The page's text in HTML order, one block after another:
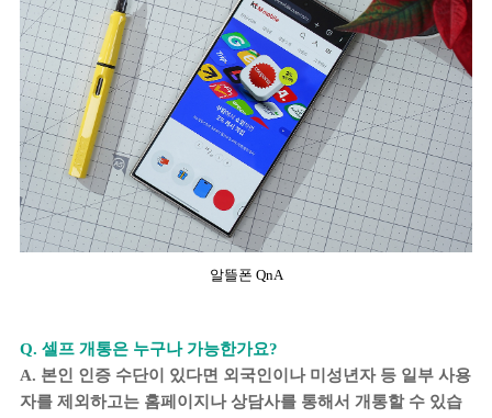
알뜰폰 QnA
Q. 셀프 개통은 누구나 가능한가요?
A. 본인 인증 수단이 있다면 외국인이나 미성년자 등 일부 사용
자를 제외하고는 홈페이지나 상담사를 통해서 개통할 수 있습